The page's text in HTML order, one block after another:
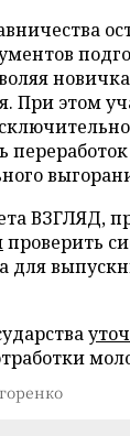
При этом
ВЗГЛЯД,
проверить
для